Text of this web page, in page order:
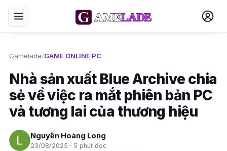
Gamelade/GAME ONLINE PC
Nhà sản xuất Blue Archive chia
sẻ về việc ra mắt phiên bản PC
và tương lai của thương hiệu
Nguyễn Hoàng Long
23/08/2025 · 5 phút đọc